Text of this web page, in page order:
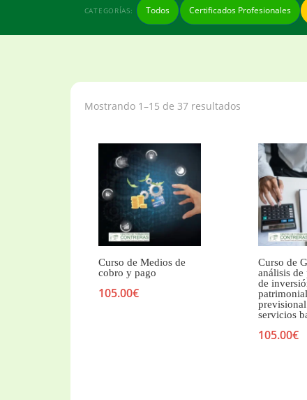
CATEGORÍAS: Todos Certificados Profesionales
Mostrando 1–15 de 37 resultados
Curso de Medios de
cobro y pago
105.00€
Curso de
análisis de
de
servicios
105.00€